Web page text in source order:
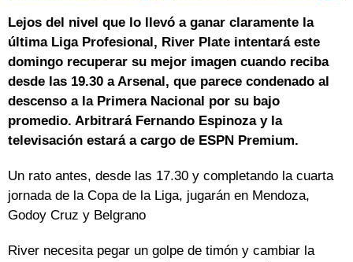
Lejos del nivel que lo llevó a ganar claramente la
última Liga Profesional, River Plate intentará este
domingo recuperar su mejor imagen cuando reciba
desde las 19.30 a Arsenal, que parece condenado al
descenso a la Primera Nacional por su bajo
promedio. Arbitrará Fernando Espinoza y la
televisación estará a cargo de ESPN Premium.
Un rato antes, desde las 17.30 y completando la cuarta
jornada de la Copa de la Liga, jugarán en Mendoza,
Godoy Cruz y Belgrano
River necesita pegar un golpe de timón y cambiar la